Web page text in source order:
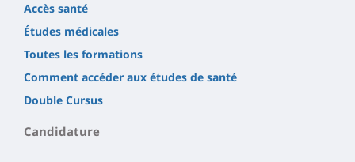
Accès santé
Études médicales
Toutes les formations
Comment accéder aux études de santé
Double Cursus
Candidature